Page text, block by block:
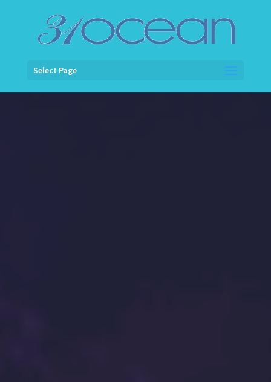
Select Page